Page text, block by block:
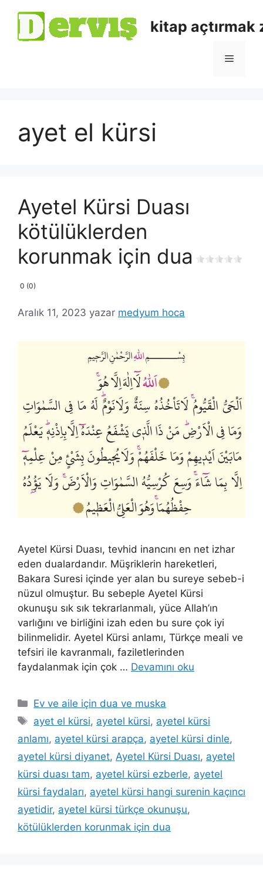
kitap açtırmak
ayet el kürsi
Ayetel Kürsi Duası
kötülüklerden
korunmak için dua
0 (0)
Aralık 11, 2023 yazar medyum hoca
Ayetel Kürsi Duası, tevhid inancını en net izhar
eden dualardandır. Müşriklerin hareketleri,
Bakara Suresi içinde yer alan bu sureye sebeb-i
nüzul olmuştur. Bu sebeple Ayetel Kürsi
okunuşu sık sık tekrarlanmalı, yüce Allah’ın
varlığını ve birliğini izah eden bu sure çok iyi
bilinmelidir. Ayetel Kürsi anlamı, Türkçe meali ve
tefsiri ile kavranmalı, faziletlerinden
faydalanmak için çok … Devamını oku
Ev ve aile için dua ve muska
ayet el kürsi, ayetel kürsi, ayetel kürsi
anlamı, ayetel kürsi arapça, ayetel kürsi dinle,
ayetel kürsi diyanet, Ayetel Kürsi Duası, ayetel
kürsi duası tam, ayetel kürsi ezberle, ayetel
kürsi faydaları, ayetel kürsi hangi surenin kaçıncı
ayetidir, ayetel kürsi türkçe okunuşu,
kötülüklerden korunmak için dua